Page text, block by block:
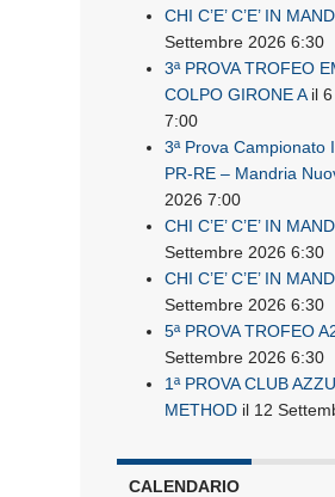
CHI C’E’ C’E’ IN
Settembre 2026 6:30
3ª PROVA TROFEO
COLPO GIRONE Ail 6
7:00
3ª Prova Campionato
PR-RE – Mandria
2026 7:00
CHI C’E’ C’E’ IN
Settembre 2026 6:30
CHI C’E’ C’E’ IN
Settembre 2026 6:30
5ª PROVA TROFEO
Settembre 2026 6:30
1ª PROVA CLUB
METHOD il 12
CALENDARIO